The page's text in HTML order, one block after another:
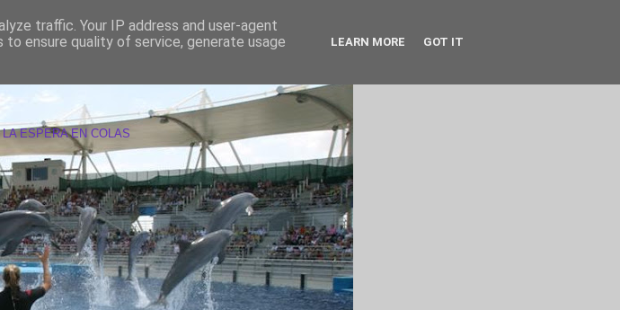
ESPERA EN COLAS
traffic. Your IP address and user-agent
ensure quality of service, generate usage
LEARN MORE GOT IT